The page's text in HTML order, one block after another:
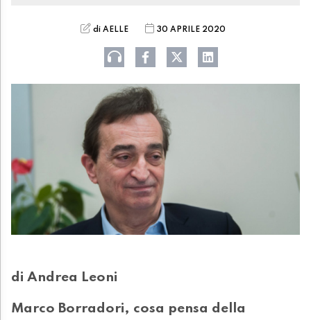
di AELLE 30 APRILE 2020
di Andrea Leoni
Marco Borradori, cosa pensa della